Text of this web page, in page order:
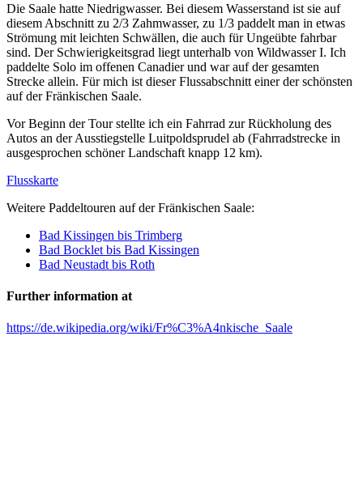
Die Saale hatte Niedrigwasser. Bei diesem Wasserstand ist sie auf
diesem Abschnitt zu 2/3 Zahmwasser, zu 1/3 paddelt man in etwas
Strömung mit leichten Schwällen, die auch für Ungeübte fahrbar
sind. Der Schwierigkeitsgrad liegt unterhalb von Wildwasser I. Ich
paddelte Solo im offenen Canadier und war auf der gesamten
Strecke allein. Für mich ist dieser Flussabschnitt einer der schönsten
auf der Fränkischen Saale.
Vor Beginn der Tour stellte ich ein Fahrrad zur Rückholung des
Autos an der Ausstiegstelle Luitpoldsprudel ab (Fahrradstrecke in
ausgesprochen schöner Landschaft knapp 12 km).
Flusskarte
Weitere Paddeltouren auf der Fränkischen Saale:
Bad Kissingen bis Trimberg
Bad Bocklet bis Bad Kissingen
Bad Neustadt bis Roth
Further information at
https://de.wikipedia.org/wiki/Fr%C3%A4nkische_Saale